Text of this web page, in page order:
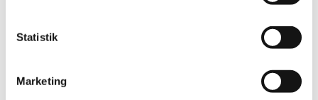
Statistik
Marketing
14. Nyhedsbrev om Medicinsk Udstyr
Det danske EU-formandskab nærmer sig I andet halvår af
2025 varetager Danmark EU-formandskabet. Det